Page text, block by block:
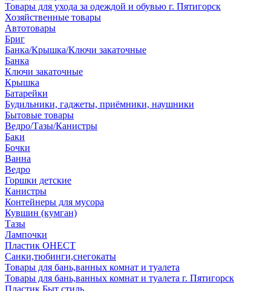
Товары для ухода за одеждой и обувью г. Пятигорск
Хозяйственные товары
Автотовары
Бриг
Банка/Крышка/Ключи закаточные
Банка
Ключи закаточные
Крышка
Батарейки
Будильники, гаджеты, приёмники, наушники
Бытовые товары
Ведро/Тазы/Канистры
Баки
Бочки
Ванна
Ведро
Горшки детские
Канистры
Контейнеры для мусора
Кувшин (кумган)
Тазы
Лампочки
Пластик ОНЕСТ
Санки,тюбинги,снегокаты
Товары для бань,ванных комнат и туалета
Товары для бань,ванных комнат и туалета г. Пятигорск
Пластик Быт стиль